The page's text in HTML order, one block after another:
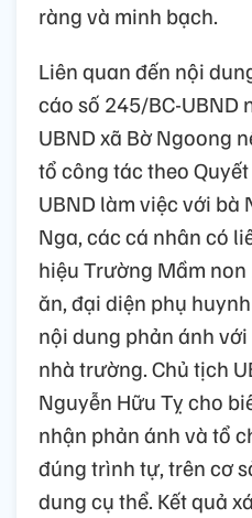
ràng và minh bạch.
Liên quan đến nội
cáo số 245/BC-
UBND xã Bờ Ngoong
tổ công tác theo
UBND làm việc với bà
Nga, các cá nhân có
hiệu Trường Mầm
ăn, đại diện phụ
nội dung phản ánh
nhà trường. Chủ tịch
Nguyễn Hữu Tỵ cho
nhận phản ánh và tổ
đúng trình tự, trên cơ
dung cụ thể. Kết quả